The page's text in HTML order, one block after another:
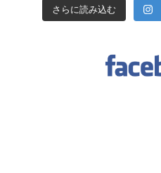
さらに読み込む